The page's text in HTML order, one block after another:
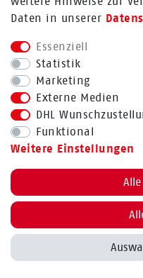
Daten in unserer
Essenziell
Statistik
Marketing
Externe Medien
DHL
Funktional
Weitere Einstellungen
Bestellung widerrufen